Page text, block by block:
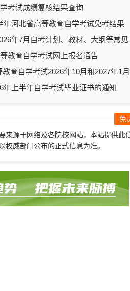
考试成绩复核结果查询
年河北省高等教育自学考试免考结果
年7月自考计划、教材、大纲等常见
教育自学考试网上报名通告
育自学考试2026年10月和2027年1月
材计划的通知
年上半年自学考试毕业证书的通知
免
来源于网络及各院校网站，本站提供
权威部门公布的正式信息为准。